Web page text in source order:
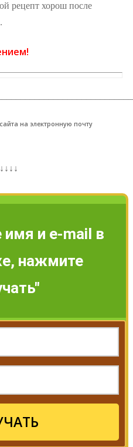
рецепт хорош после
на электронную почту
и e-mail в
нажмите